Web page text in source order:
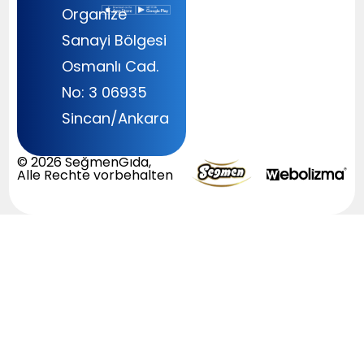
Organize
Sanayi Bölgesi
Osmanlı Cad.
No: 3 06935
Sincan/Ankara
© 2026 SeğmenGıda,
Alle Rechte vorbehalten